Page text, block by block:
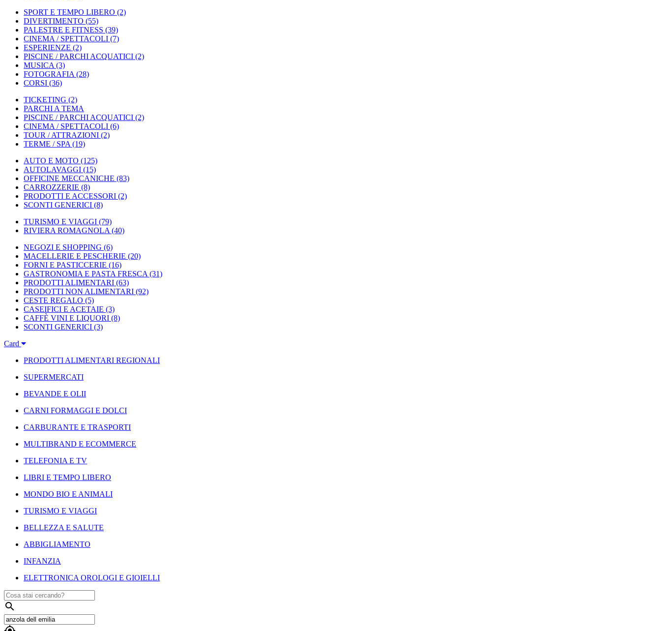
SPORT E TEMPO LIBERO (2)
DIVERTIMENTO (55)
PALESTRE E FITNESS (39)
CINEMA / SPETTACOLI (7)
ESPERIENZE (2)
PISCINE / PARCHI ACQUATICI (2)
MUSICA (3)
FOTOGRAFIA (28)
CORSI (36)
TICKETING (2)
PARCHI A TEMA
PISCINE / PARCHI ACQUATICI (2)
CINEMA / SPETTACOLI (6)
TOUR / ATTRAZIONI (2)
TERME / SPA (19)
AUTO E MOTO (125)
AUTOLAVAGGI (15)
OFFICINE MECCANICHE (83)
CARROZZERIE (8)
PRODOTTI E ACCESSORI (2)
SCONTI GENERICI (8)
TURISMO E VIAGGI (79)
RIVIERA ROMAGNOLA (40)
NEGOZI E SHOPPING (6)
MACELLERIE E PESCHERIE (20)
FORNI E PASTICCERIE (16)
GASTRONOMIA E PASTA FRESCA (31)
PRODOTTI ALIMENTARI (63)
PRODOTTI NON ALIMENTARI (92)
CESTE REGALO (5)
CASEIFICI E ACETAIE (3)
CAFFÈ VINI E LIQUORI (8)
SCONTI GENERICI (3)
Card
PRODOTTI ALIMENTARI REGIONALI
SUPERMERCATI
BEVANDE E OLII
CARNI FORMAGGI E DOLCI
CARBURANTE E TRASPORTI
MULTIBRAND E ECOMMERCE
TELEFONIA E TV
LIBRI E TEMPO LIBERO
MONDO BIO E ANIMALI
TURISMO E VIAGGI
BELLEZZA E SALUTE
ABBIGLIAMENTO
INFANZIA
ELETTRONICA OROLOGI E GIOIELLI
